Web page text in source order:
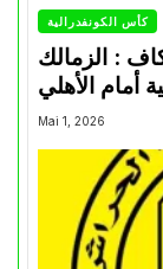
كأس الكونفدرالية
: الزمالك
Mai 1, 2026